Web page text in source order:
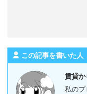
この記事を書いた人
賃貸
私の